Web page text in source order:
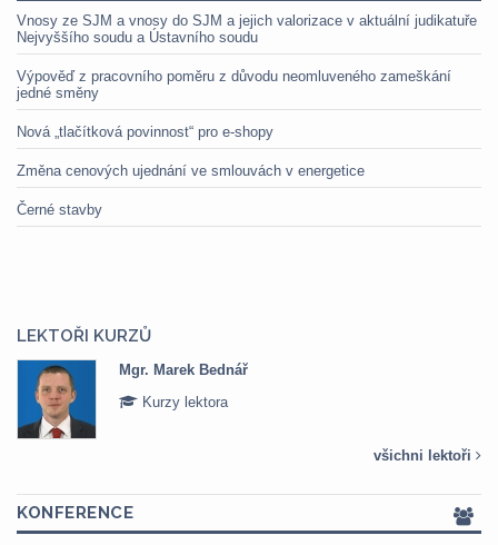
Vnosy ze SJM a vnosy do SJM a jejich valorizace v aktuální judikatuře
Nejvyššího soudu a Ústavního soudu
Výpověď z pracovního poměru z důvodu neomluveného zameškání
jedné směny
Nová „tlačítková povinnost“ pro e-shopy
Změna cenových ujednání ve smlouvách v energetice
Černé stavby
LEKTOŘI KURZŮ
Mgr. Marek Bednář
Kurzy lektora
všichni lektoři
KONFERENCE